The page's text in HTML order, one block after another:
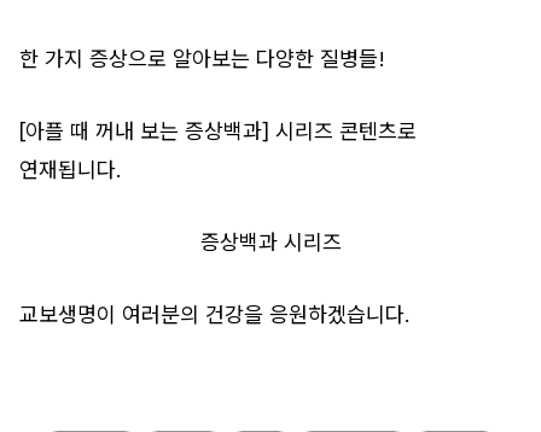
한 가지 증상으로 알아보는 다양한 질병들!
[아플 때 꺼내 보는 증상백과] 시리즈 콘텐츠로
연재됩니다.
증상백과 시리즈
교보생명이 여러분의 건강을 응원하겠습니다.